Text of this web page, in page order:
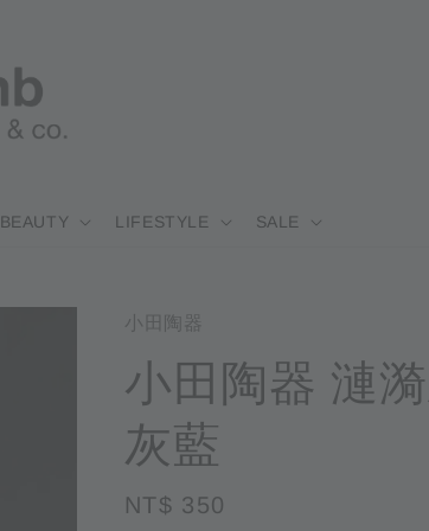
BEAUTY LIFESTYLE SALE
小田陶器
小田陶器 漣
灰藍
Regular
NT$ 350